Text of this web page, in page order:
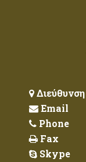
Διεύθυνση
Email
Phone
Fax
Skype